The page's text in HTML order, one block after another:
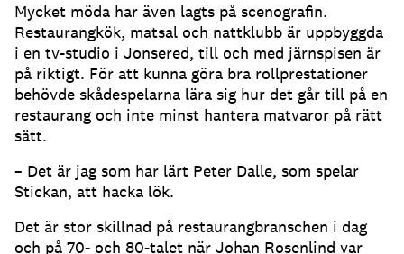
Mycket möda har även lagts på scenografin.
Restaurangkök, matsal och nattklubb är uppbyggda
i en tv-studio i Jonsered, till och med järnspisen är
på riktigt. För att kunna göra bra rollprestationer
behövde skådespelarna lära sig hur det går till på en
restaurang och inte minst hantera matvaror på rätt
sätt.
– Det är jag som har lärt Peter Dalle, som spelar
Stickan, att hacka lök.
Det är stor skillnad på restaurangbranschen i dag
och på 70- och 80-talet när Johan Rosenlind var